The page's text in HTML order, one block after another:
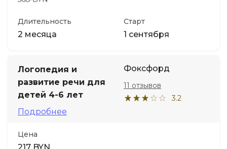
Длительность
2 месяца
Старт
1 сентября
Логопедия и
развитие речи для
детей 4-6 лет
Подробнее
Фоксфорд
3.2
11 отзывов
Цена